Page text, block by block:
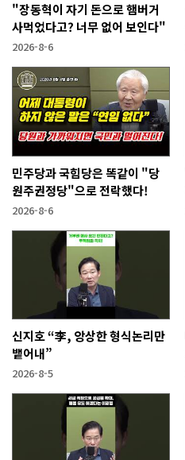
"장동혁이 자기 돈으로 햄버거
사먹었다고? 너무 없어 보인다"
2026-8-6
민주당과 국힘당은 똑같이 "당
원주권정당"으로 전락했다!
2026-8-6
신지호 “李, 앙상한 형식논리만
뱉어내”
2026-8-5